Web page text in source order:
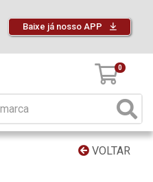
Baixe já nosso APP
0
VOLTAR